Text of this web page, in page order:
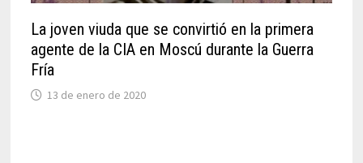
La joven viuda que se convirtió en la primera
agente de la CIA en Moscú durante la Guerra
Fría
13 de enero de 2020